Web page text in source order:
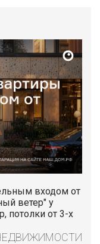
входом от
ветер" у
потолки от 3-х